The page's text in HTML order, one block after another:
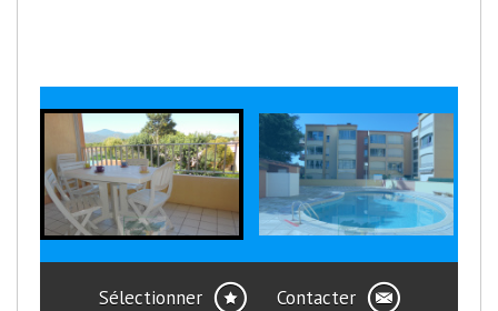
Sélectionner Contacter